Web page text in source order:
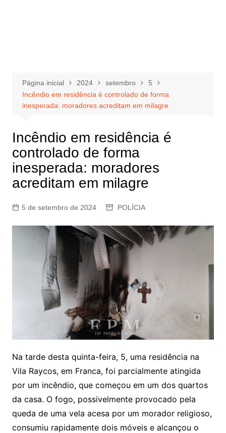
Página inicial 2024 setembro
5
Incêndio em residência é controlado de forma
inesperada: moradores acreditam em milagre
Incêndio em residência é
controlado de forma
inesperada: moradores
acreditam em milagre
5 de setembro de 2024 POLÍCIA
Na tarde desta quinta-feira, 5, uma residência na
Vila Raycos, em Franca, foi parcialmente atingida
por um incêndio, que começou em um dos quartos
da casa. O fogo, possivelmente provocado pela
queda de uma vela acesa por um morador religioso,
consumiu rapidamente dois móveis e alcançou o